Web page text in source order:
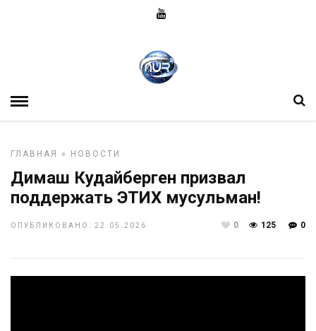
ГЛАВНАЯ » НОВОСТИ
Димаш Кудайберген призвал
поддержать ЭТИХ мусульман!
ОПУБЛИКОВАНО: 22.05.2026 0
125
0